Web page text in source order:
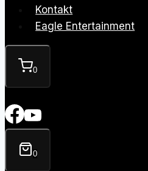
Kontakt
Eagle Entertainment
0
0